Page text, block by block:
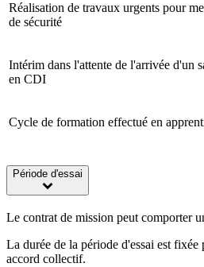
Réalisation de travaux urgents pour
de sécurité
Intérim dans l'attente de l'arrivée d'un
en CDI
Cycle de formation effectué en
Période d'essai
Le contrat de mission peut comporter
La durée de la période d'essai est
accord collectif.